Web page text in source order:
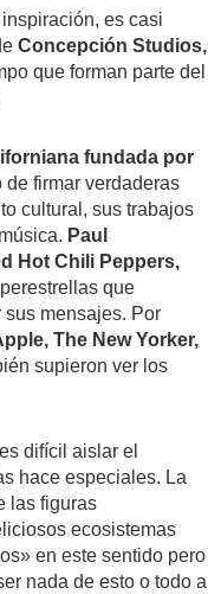
es casi
Concepción Studios,
que forman parte del
fundada por
firmar verdaderas
cultural, sus trabajos
Paul
Hot Chili Peppers,
que
mensajes. Por
The New Yorker,
supieron ver los
difícil aislar el
hace especiales. La
las figuras
ecosistemas
en este sentido pero
nada de esto o todo a